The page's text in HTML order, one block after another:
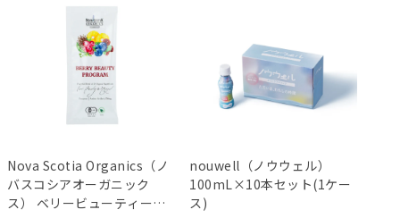
Nova Scotia Organics（ノ
バスコシアオーガニック
ス） ベリービューティープ
nouwell（ノウウェル）
100mL×10本セット(1ケー
ス)